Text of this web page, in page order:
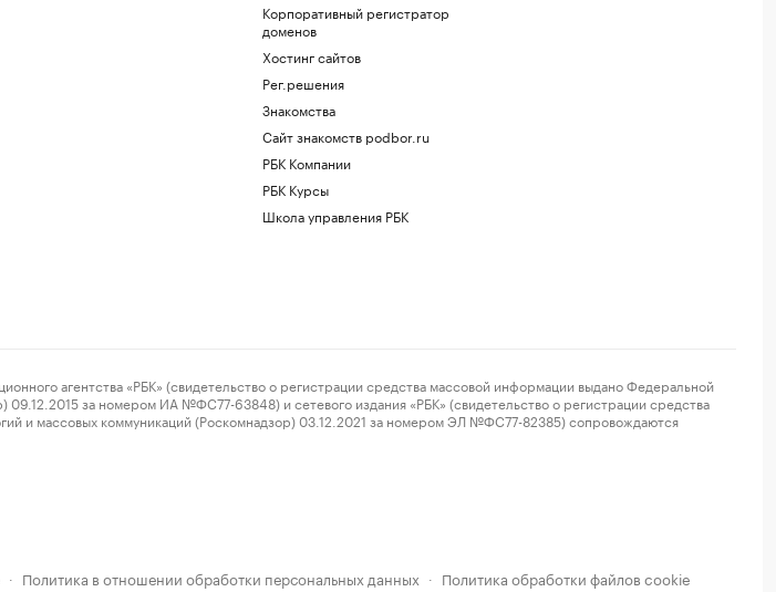
Корпоративный регистратор
доменов
Хостинг сайтов
Рег.решения
Знакомства
Сайт знакомств podbor.ru
РБК Компании
РБК Курсы
Школа управления РБК
агентства «РБК» (свидетельство о регистрации средства массовой информации выдано Федеральной
за номером ИА №ФС77-63848) и сетевого издания «РБК» (свидетельство о регистрации средства
и массовых коммуникаций (Роскомнадзор) 03.12.2021 за номером ЭЛ №ФС77-82385) сопровождаются
· Политика в отношении обработки персональных данных · Политика обработки файлов cookie